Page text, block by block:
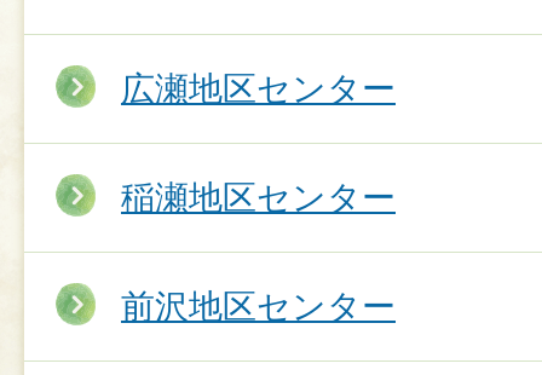
広瀬地区センター
稲瀬地区センター
前沢地区センター